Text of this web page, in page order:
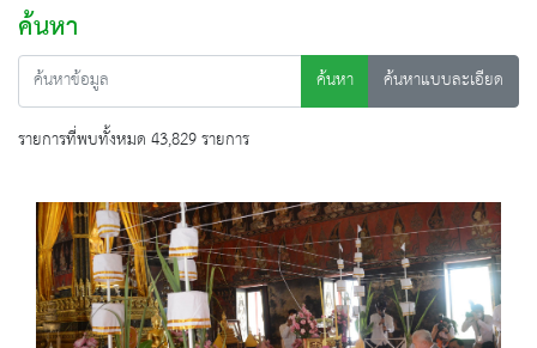
ค้นหา
ค้นหา
ค้นหาแบบละเอียด
รายการที่พบทั้งหมด 43,829 รายการ